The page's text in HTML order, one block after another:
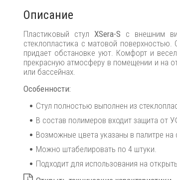
Описание
Пластиковый стул XSera-S с внешним
стеклопластика с матовой
придает обстановке уют. Комфорт и
прекрасную атмосферу в помещении и на
или бассейнах.
Особенности:
Стул полностью выполнен из
В состав полимеров входит защита от
Возможные цвета указаны в палитре на
Можно штабелировать по 4 штуки.
Подходит для использования на